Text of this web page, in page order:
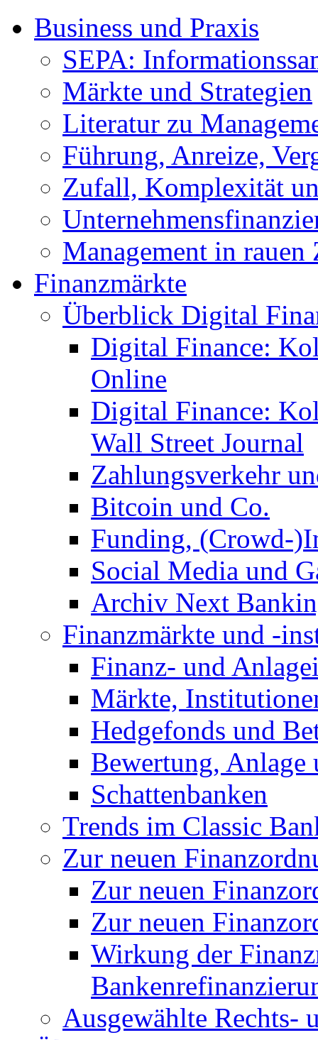
Business und Praxis
SEPA:
Märkte und Strategien
Literatur zu
Führung, Anreize,
Zufall, Komplexität
Management in rauen
Finanzmärkte
Überblick Digital
Digital Finance:
Online
Digital Finance:
Wall Street Journal
Zahlungsverkehr
Bitcoin und Co.
Funding, (Crowd-
Social Media und
Archiv Next
Finanzmärkte und -
Finanz- und
Märkte,
Hedgefonds und
Bewertung, Anlage
Schattenbanken
Trends im Classic
Zur neuen
Zur neuen
Zur neuen
Wirkung der
Ausgewählte Rechts-